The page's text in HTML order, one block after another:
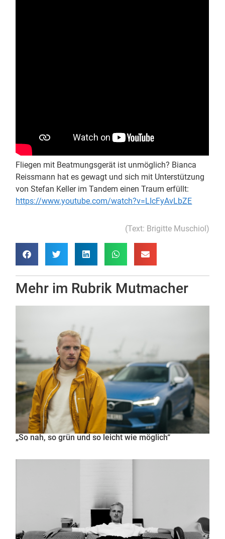
Fliegen mit Beatmungsgerät ist unmöglich? Bianca
Reissmann hat es gewagt und sich mit Unterstützung
von Stefan Keller im Tandem einen Traum erfüllt:
https://www.youtube.com/watch?v=LIcFyAvLbZE
(Text: Brigitte Muschiol)
Mehr im Rubrik Mutmacher
„So nah, so grün und so leicht wie möglich“